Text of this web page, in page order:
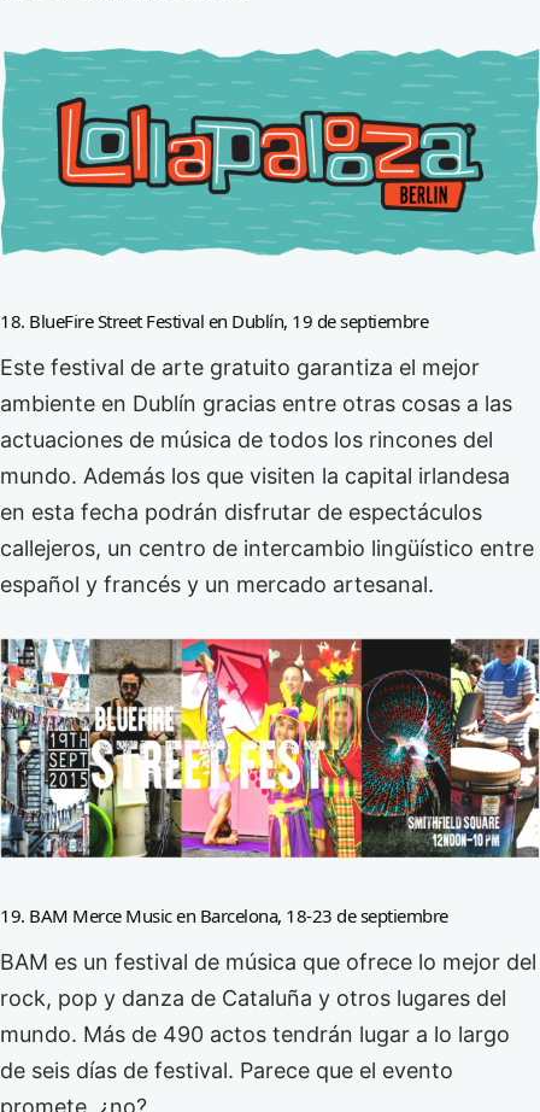
18. BlueFire Street Festival en Dublín, 19 de septiembre
Este festival de arte gratuito garantiza el mejor
ambiente en Dublín gracias entre otras cosas a las
actuaciones de música de todos los rincones del
mundo. Además los que visiten la capital irlandesa
en esta fecha podrán disfrutar de espectáculos
callejeros, un centro de intercambio lingüístico entre
español y francés y un mercado artesanal.
19. BAM Merce Music en Barcelona, 18-23 de septiembre
BAM es un festival de música que ofrece lo mejor del
rock, pop y danza de Cataluña y otros lugares del
mundo. Más de 490 actos tendrán lugar a lo largo
de seis días de festival. Parece que el evento
promete, ¿no?